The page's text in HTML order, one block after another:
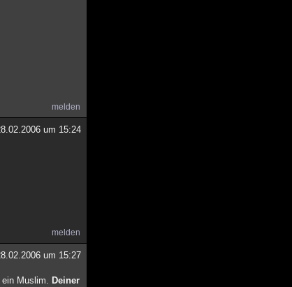
melden
um 15:24
melden
um 15:27
Muslim. Deiner